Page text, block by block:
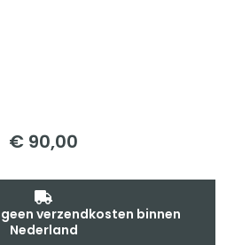
€ 90,00
verzendkosten binnen
Nederland